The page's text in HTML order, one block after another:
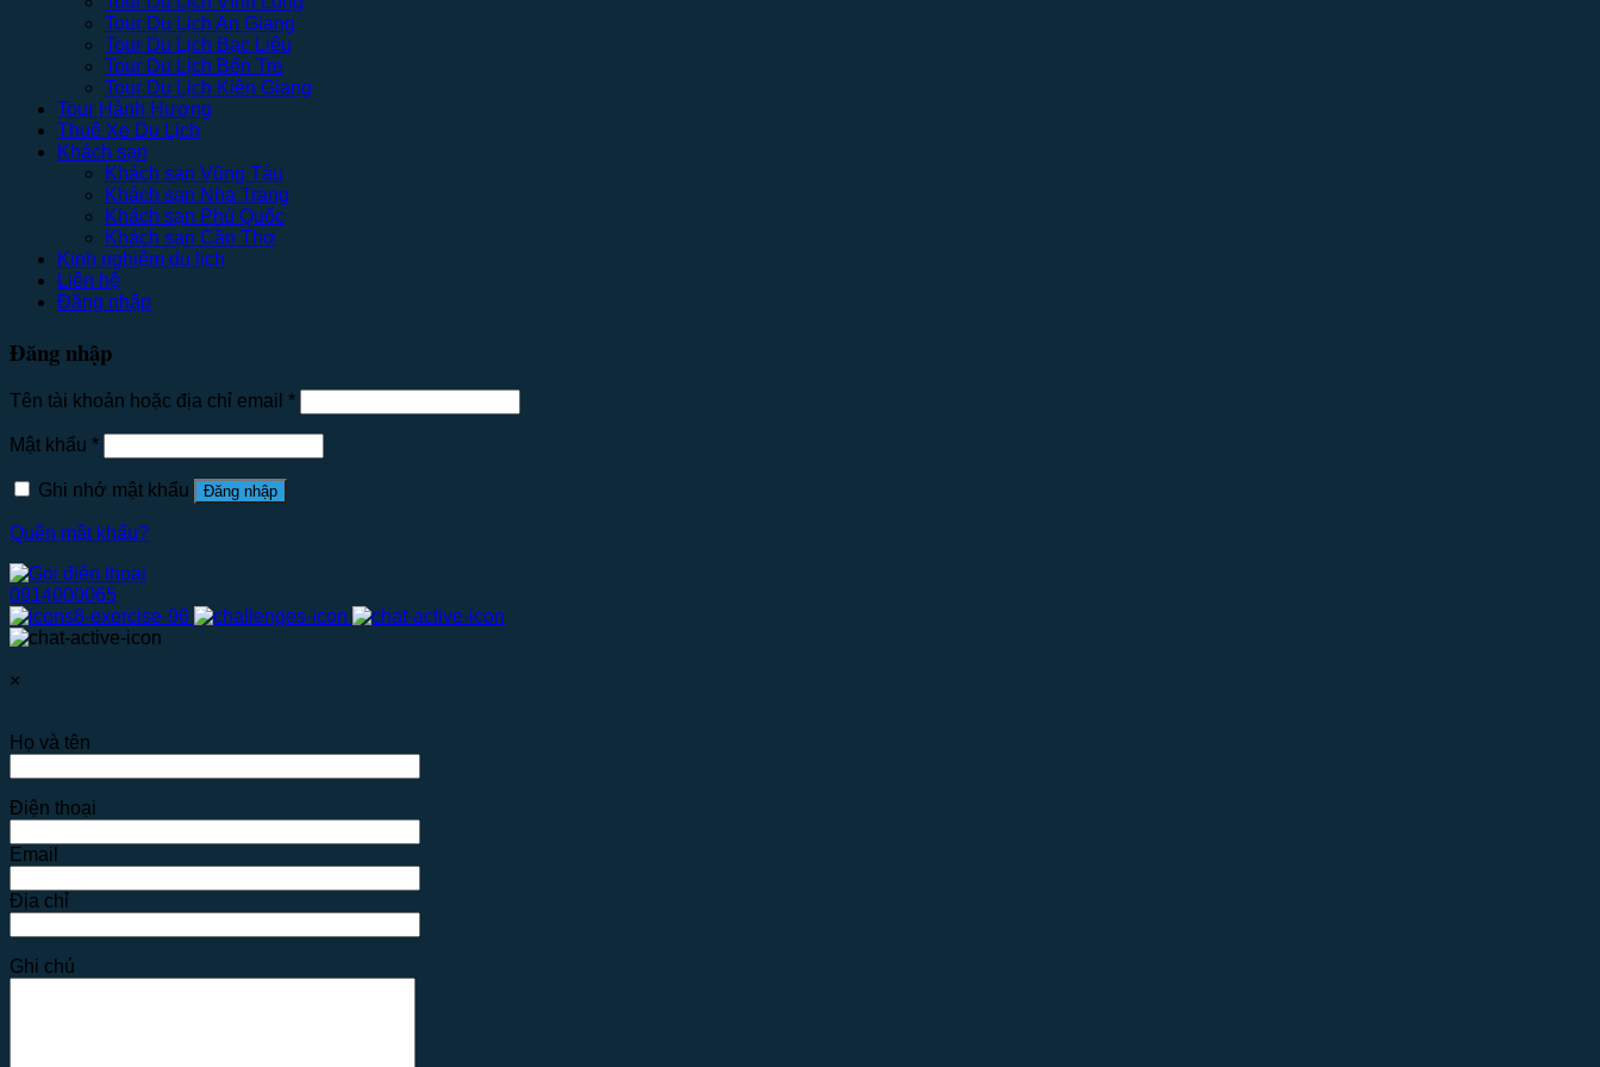
Tour Du Lịch An Giang
Tour Du Lịch Bạc Liêu
Tour Du Lịch Bến Tre
Tour Du Lịch Kiên Giang
Tour Hành Hương
Thuê Xe Du Lịch
Khách sạn
Khách sạn Vũng Tàu
Khách sạn Nha Trang
Khách sạn Phú Quốc
Khách sạn Cần Thơ
Kinh nghiệm du lịch
Liên hệ
Đăng nhập
Đăng nhập
Tên tài khoản hoặc địa chỉ email *
Mật khẩu *
Ghi nhớ mật khẩu Đăng nhập
Quên mật khẩu?
0914000065
×
Họ và tên
Điện thoại
Email
Địa chỉ
Ghi chú